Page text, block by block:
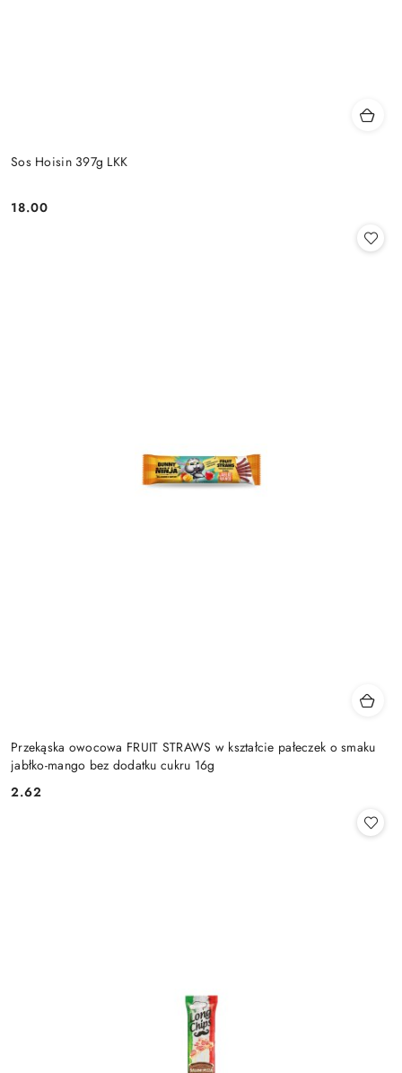
Sos Hoisin 397g LKK
Cena:
18.00
Przekąska owocowa FRUIT STRAWS w kształcie pałeczek o smaku
jabłko-mango bez dodatku cukru 16g
Cena:
2.62